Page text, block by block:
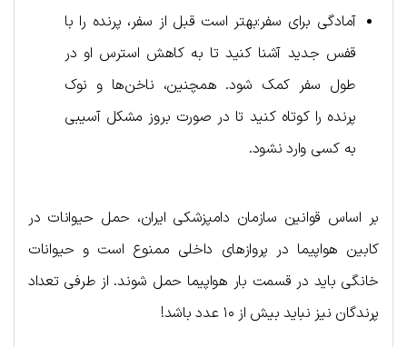
آمادگی برای سفر:بهتر است قبل از سفر، پرنده را با
قفس جدید آشنا کنید تا به کاهش استرس او در
طول سفر کمک شود. همچنین، ناخن‌ها و نوک
پرنده را کوتاه کنید تا در صورت بروز مشکل آسیبی
به کسی وارد نشود.
بر اساس قوانین سازمان دامپزشکی ایران، حمل حیوانات در
کابین هواپیما در پروازهای داخلی ممنوع است و حیوانات
خانگی باید در قسمت بار هواپیما حمل شوند. از طرفی تعداد
پرندگان نیز نباید بیش از ۱۰ عدد باشد!